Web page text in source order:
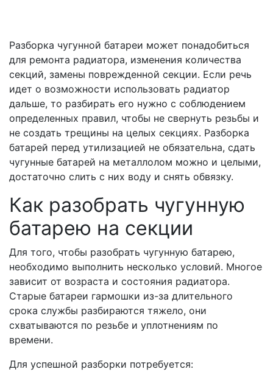
Разборка чугунной батареи может понадобиться
для ремонта радиатора, изменения количества
секций, замены поврежденной секции. Если речь
идет о возможности использовать радиатор
дальше, то разбирать его нужно с соблюдением
определенных правил, чтобы не свернуть резьбы и
не создать трещины на целых секциях. Разборка
батарей перед утилизацией не обязательна, сдать
чугунные батарей на металлолом можно и целыми,
достаточно слить с них воду и снять обвязку.
Как разобрать чугунную
батарею на секции
Для того, чтобы разобрать чугунную батарею,
необходимо выполнить несколько условий. Многое
зависит от возраста и состояния радиатора.
Старые батареи гармошки из-за длительного
срока службы разбираются тяжело, они
схватываются по резьбе и уплотнениям по
времени.
Для успешной разборки потребуется: